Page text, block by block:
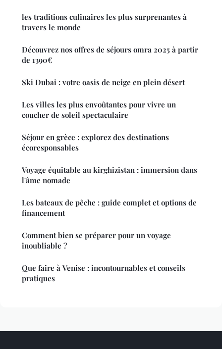
les traditions culinaires les plus surprenantes à
travers le monde
Découvrez nos offres de séjours omra 2025 à partir
de 1390€
Ski Dubai : votre oasis de neige en plein désert
Les villes les plus envoûtantes pour vivre un
coucher de soleil spectaculaire
Séjour en grèce : explorez des destinations
écoresponsables
Voyage équitable au kirghizistan : immersion dans
l'âme nomade
Les bateaux de pêche : guide complet et options de
financement
Comment bien se préparer pour un voyage
inoubliable ?
Que faire à Venise : incontournables et conseils
pratiques